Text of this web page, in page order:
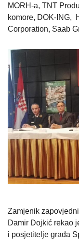
MORH-a, TNT
komore, DOK-ING,
Corporation, Saab
Zamjenik
Damir Dojkić rekao
i posjetitelje grada